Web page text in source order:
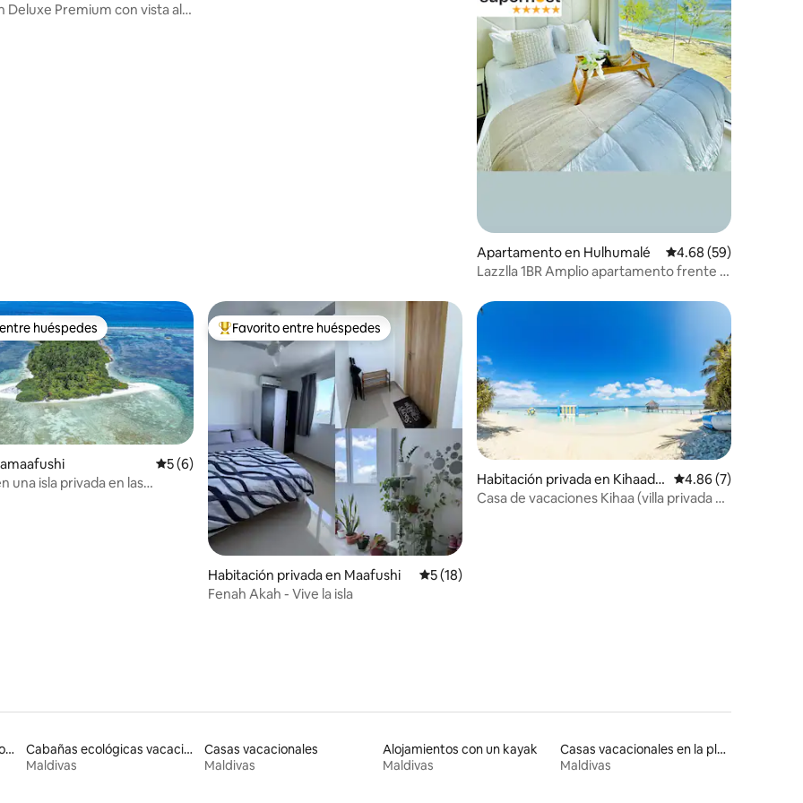
Deluxe Premium con vista al
Apartamento en Hulhumalé Calificación
4.68 (59)
Lazzlla 1BR Amplio apartamento frente a
5 de 5, 8 reseñas
huéspedes
huéspedes
Calificación promedio: 5 de 5, 6 reseñas
5 (6)
una isla privada en las
Favorito entre huéspedes preferido
Favorito entre huéspedes
Habitación privada en Maafushi Calificación promedio: 5 de 5, 18 reseñas
5 (18)
Fenah Akah - Vive la isla
Habitación privada en Kihaadh
oo
Calificación
4.86 (7)
Casa de vacaciones Kihaa (villa privada de
Apartamentos con servicios incluidos vacacionales
Cabañas ecológicas vacacionales
Maldivas
Casas vacacionales
Maldivas
Alojamientos con un kayak
Maldivas
Casas vacacionales en la playa
Maldivas